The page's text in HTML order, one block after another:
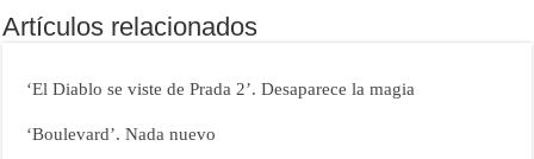
Artículos relacionados
‘El Diablo se viste de Prada 2’. Desaparece la magia
‘Boulevard’. Nada nuevo